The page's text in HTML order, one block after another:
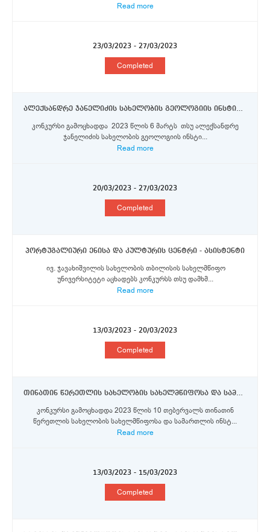
Read more
23/03/2023 - 27/03/2023
Completed
ალექსანდრე ჯანელიძის სახელობის გეოლოგიის ინსტიტუტი - განყოფილების ხელმძღვანელი (მთავარი მეცნიერი თანამშრომელი, უფროსი მეცნიერი თანამშრომელი), ლაბორატორიის ხელმძღვანელი (უფროსი მეცნიერი თანამშრომელი)
კონკურსი გამოცხადდა 2023 წლის 6 მარტს თსუ ალექსანდრე
ჯანელიძის სახელობის გეოლოგიის ინსტი...
Read more
20/03/2023 - 27/03/2023
Completed
პორტუგალიური ენისა და კულტურის ცენტრი - ასისტენტი
ივ. ჯავახიშვილის სახელობის თბილისის სახელმწიფო
უნივერსიტეტი აცხადებს კონკურსს თსუ დამხმ...
Read more
13/03/2023 - 20/03/2023
Completed
თინათინ წერეთლის სახელობის სახელმწიფოსა და სამართლის ინსტიტუტში - მეცნიერი თანამშრომლის თანამდებობაზე
კონკურსი გამოცხადდა 2023 წლის 10 თებერვალს თინათინ
წერეთლის სახელობის სახელმწიფოსა და სამართლის ინსტ...
Read more
13/03/2023 - 15/03/2023
Completed